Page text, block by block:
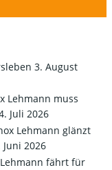
3. August
Lehmann muss
Juli 2026
Lehmann glänzt
Juni 2026
fährt für